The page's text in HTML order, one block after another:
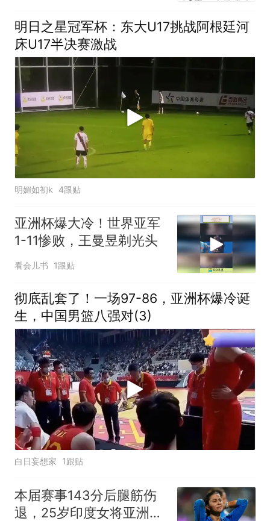
明日之星冠军杯：东大U17挑战阿根廷河
床U17半决赛激战
明媚如初k 4跟贴
亚洲杯爆大冷！世界亚军
1-11惨败，王曼昱剃光头
看会儿书 1跟贴
彻底乱套了！一场97-86，亚洲杯爆冷诞
生，中国男篮八强对(3)
白日妄想家 1跟贴
本届赛事143分后腿筋伤
退，25岁印度女将亚洲杯